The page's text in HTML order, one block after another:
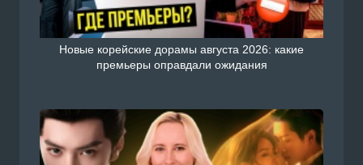
Новые корейские дорамы августа 2026: какие
премьеры оправдали ожидания